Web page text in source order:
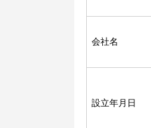
会社名
設立年月日